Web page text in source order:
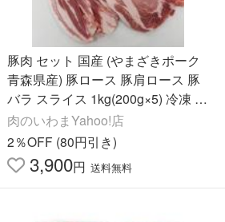
豚肉 セット 国産 (やまざきポーク
青森県産) 豚ロース 豚肩ロース 豚
バラ スライス 1kg(200g×5) 冷凍 (B
BQ バーベキュー 焼き肉 焼き肉）
すき焼き
肉のいわまYahoo!店
2％OFF (80円引き)
3,900円 送料無料